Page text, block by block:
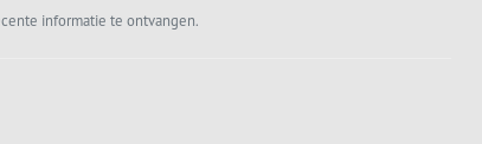
informatie te ontvangen.